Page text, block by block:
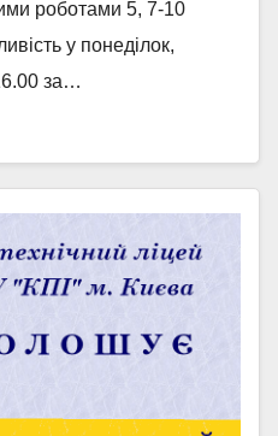
роботами 5, 7-10
у понеділок,
за…